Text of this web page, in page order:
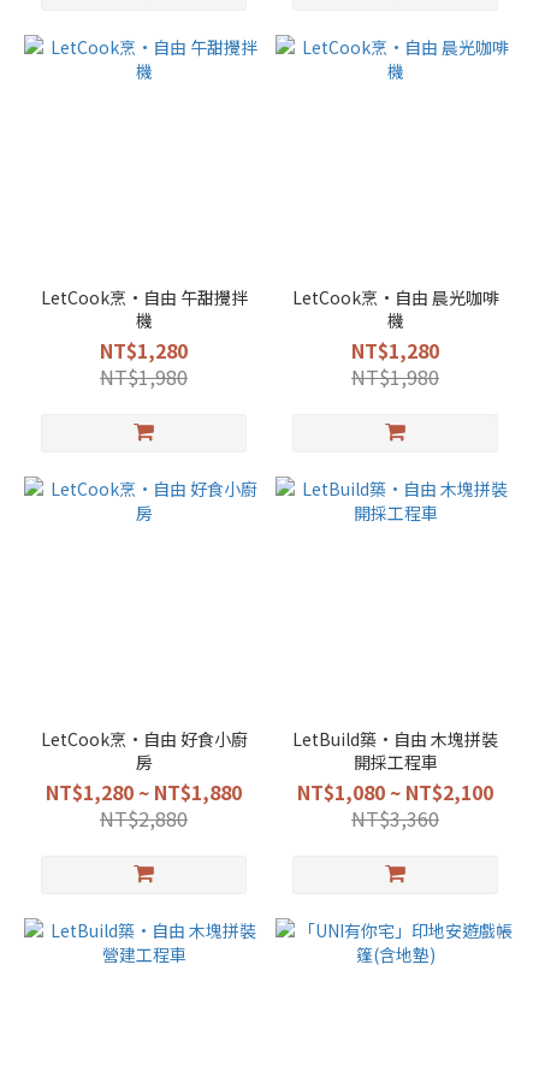
LetCook烹•自由 午甜攪拌
機
NT$1,280
NT$1,980
LetCook烹•自由 晨光咖啡
機
NT$1,280
NT$1,980
LetCook烹•自由 好食小廚
房
NT$1,280 ~ NT$1,880
NT$2,880
LetBuild築•自由 木塊拼裝
開採工程車
NT$1,080 ~ NT$2,100
NT$3,360